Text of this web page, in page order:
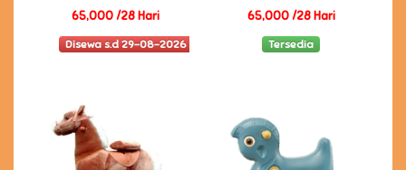
65,000 /28 Hari
Disewa s.d 29-08-2026
65,000 /28 Hari
Tersedia